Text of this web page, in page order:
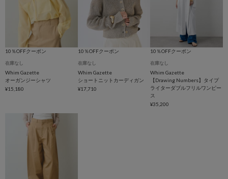
10％OFFクーポン
在庫なし
Whim Gazette
オーガンジーシャツ
¥15,180
10％OFFクーポン
在庫なし
Whim Gazette
ショートニットカーディガン
¥17,710
10％OFFクーポン
在庫なし
Whim Gazette
【Drawing Numbers】タイプ
ライターダブルフリルワンピー
ス
¥35,200